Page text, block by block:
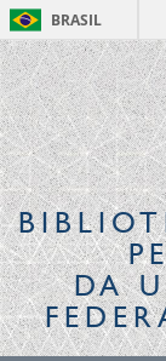
BRASIL
DA